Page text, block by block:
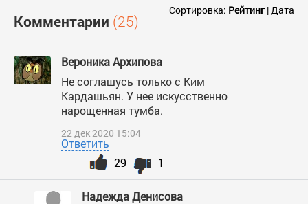
Комментарии (25)
Сортировка: Рейтинг|Дата
Вероника Архипова
Не соглашусь только с Ким
Кардашьян. У нее искусственно
нарощенная тумба.
22 дек 2020 15:04
Ответить
1
29
Надежда Денисова